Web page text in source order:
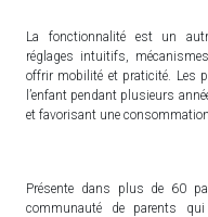
La fonctionnalité est un
réglages intuitifs,
offrir mobilité et praticité. Les
l’enfant pendant plusieurs
et favorisant une
Présente dans plus de 60
communauté de parents